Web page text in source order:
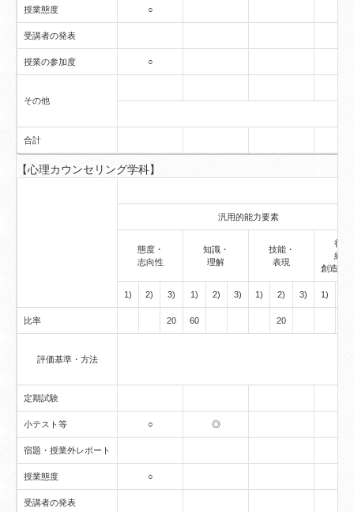
授業態度 ○
受講者の発表
授業の参加度 ○
その他
合計
【心理カウンセリング学科】
汎用的能力要素
態度・
志向性
知識・
理解
技能・
表現
行動
経験
創造的
1) 2) 3) 1) 2) 3) 1) 2) 3) 1)
比率 20 60 20
評価基準・方法
定期試験
小テスト等 ○ ◎
宿題・授業外レポート
授業態度 ○
受講者の発表